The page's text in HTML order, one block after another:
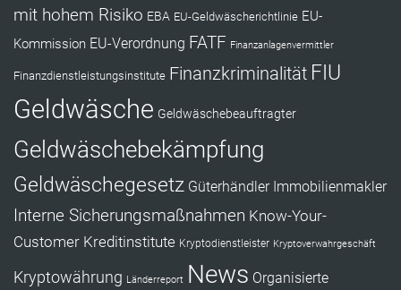
mit hohem Risiko EBA EU-Geldwäscherichtlinie EU-
Kommission EU-Verordnung FATF Finanzanlagenvermittler
Finanzdienstleistungsinstitute Finanzkriminalität FIU
Geldwäsche Geldwäschebeauftragter
Geldwäschebekämpfung
Geldwäschegesetz Güterhändler Immobilienmakler
Interne Sicherungsmaßnahmen Know-Your-
Customer Kreditinstitute Kryptodienstleister Kryptoverwahrgeschäft
Kryptowährung Länderreport News Organisierte